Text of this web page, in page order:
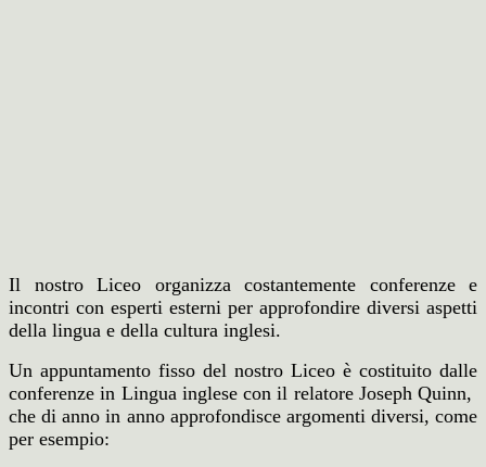
Il nostro Liceo organizza costantemente conferenze e
incontri con esperti esterni per approfondire diversi aspetti
della lingua e della cultura inglesi.
Un appuntamento fisso del nostro Liceo è costituito dalle
conferenze in Lingua inglese con il relatore Joseph Quinn,
che di anno in anno approfondisce argomenti diversi, come
per esempio: